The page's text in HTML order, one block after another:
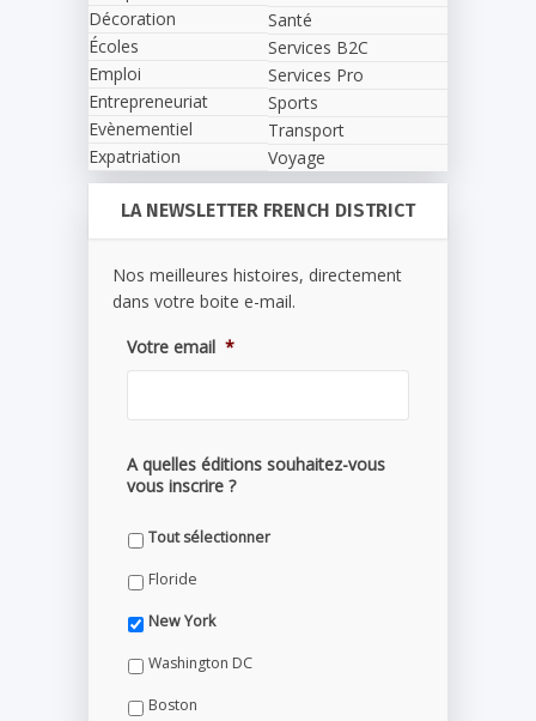
Décoration
Écoles
Emploi
Entrepreneuriat
Evènementiel
Expatriation
Santé
Services B2C
Services Pro
Sports
Transport
Voyage
LA NEWSLETTER FRENCH DISTRICT
Nos meilleures histoires, directement
dans votre boite e-mail.
Votre email *
A quelles éditions souhaitez-vous
vous inscrire ?
Tout sélectionner
Floride
New York
Washington DC
Boston